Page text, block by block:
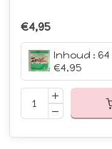
€4,95
Inhoud :
€4,95